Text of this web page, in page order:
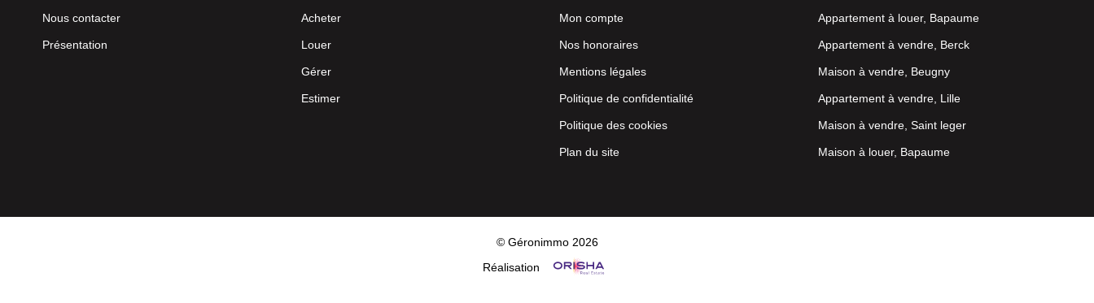
Nous contacter
Présentation
Acheter
Louer
Gérer
Estimer
Mon compte
Nos honoraires
Mentions légales
Politique de confidentialité
Politique des cookies
Plan du site
Appartement à louer, Bapaume
Appartement à vendre, Berck
Maison à vendre, Beugny
Appartement à vendre, Lille
Maison à vendre, Saint leger
Maison à louer, Bapaume
© Géronimmo 2026
Réalisation